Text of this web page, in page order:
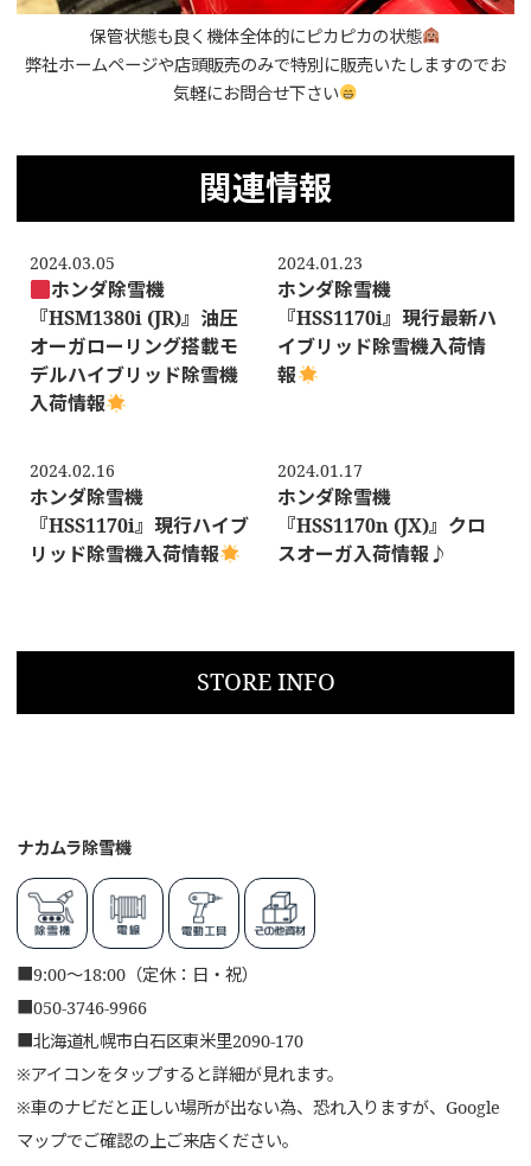
保管状態も良く機体全体的にピカピカの状態
弊社ホームページや店頭販売のみで特別に販売いたしますのでお
気軽にお問合せ下さい
関連情報
2024.03.05
ホンダ除雪機
『HSM1380i (JR)』油圧
オーガローリング搭載モ
デルハイブリッド除雪機
入荷情報
2024.01.23
ホンダ除雪機
『HSS1170i』現行最新ハ
イブリッド除雪機入荷情
報
2024.02.16
ホンダ除雪機
『HSS1170i』現行ハイブ
リッド除雪機入荷情報
2024.01.17
ホンダ除雪機
『HSS1170n (JX)』クロ
スオーガ入荷情報♪
STORE INFO
ナカムラ除雪機
■9:00～18:00（定休：日・祝）
■050-3746-9966
■北海道札幌市白石区東米里2090-170
※アイコンをタップすると詳細が見れます。
※車のナビだと正しい場所が出ない為、恐れ入りますが、Google
マップでご確認の上ご来店ください。